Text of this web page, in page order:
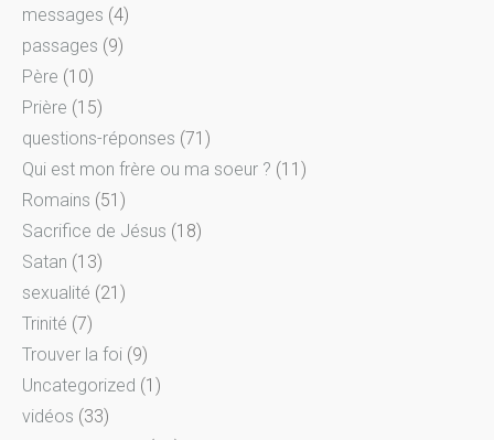
messages (4)
passages (9)
Père (10)
Prière (15)
questions-réponses (71)
Qui est mon frère ou ma soeur ? (11)
Romains (51)
Sacrifice de Jésus (18)
Satan (13)
sexualité (21)
Trinité (7)
Trouver la foi (9)
Uncategorized (1)
vidéos (33)